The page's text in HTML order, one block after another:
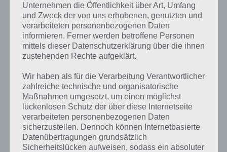
Kurze Begriffserklärung zur Lösung Klang
Klang ist die Lösung für das tägliche Bonus Rätsel am 13.1.2021 in 4
gibt es dazu zu wissen? Passt das Wort auch zu Die Welt der Musik?
Zu bestimmten Lösungen präsentieren wir daher auch immer eine
kurze Begriffserklärung!
Zu Klang haben wir zunächst keine weiteren Informationen parat!
Unternehmen die Öffentlichkeit über Art, Umfang
und Zweck der von uns erhobenen, genutzten und
verarbeiteten personenbezogenen Daten
informieren. Ferner werden betroffene Personen
mittels dieser Datenschutzerklärung über die ihnen
zustehenden Rechte aufgeklärt.
Wir haben als für die Verarbeitung Verantwortlicher
zahlreiche technische und organisatorische
Maßnahmen umgesetzt, um einen möglichst
lückenlosen Schutz der über diese Internetseite
verarbeiteten personenbezogenen Daten
sicherzustellen. Dennoch können Internetbasierte
Datenübertragungen grundsätzlich
Sicherheitslücken aufweisen, sodass ein absoluter